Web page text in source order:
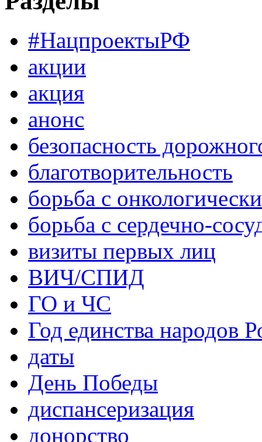
#НацпроектыРФ
акции
акция
анонс
безопасность
благотворительность
борьба с
борьба с сердечно-
визиты первых лиц
ВИЧ/СПИД
ГО и ЧС
Год единства народов
даты
День Победы
диспансеризация
донорство